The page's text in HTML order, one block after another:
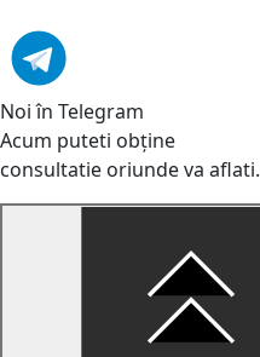
Noi în Telegram
Acum puteti obține
consultatie oriunde va aflati.